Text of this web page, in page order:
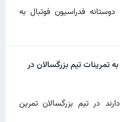
فدراسیون فوتبال به
تمرینات تیم بزرگسالان در
در تیم بزرگسالان تمرین